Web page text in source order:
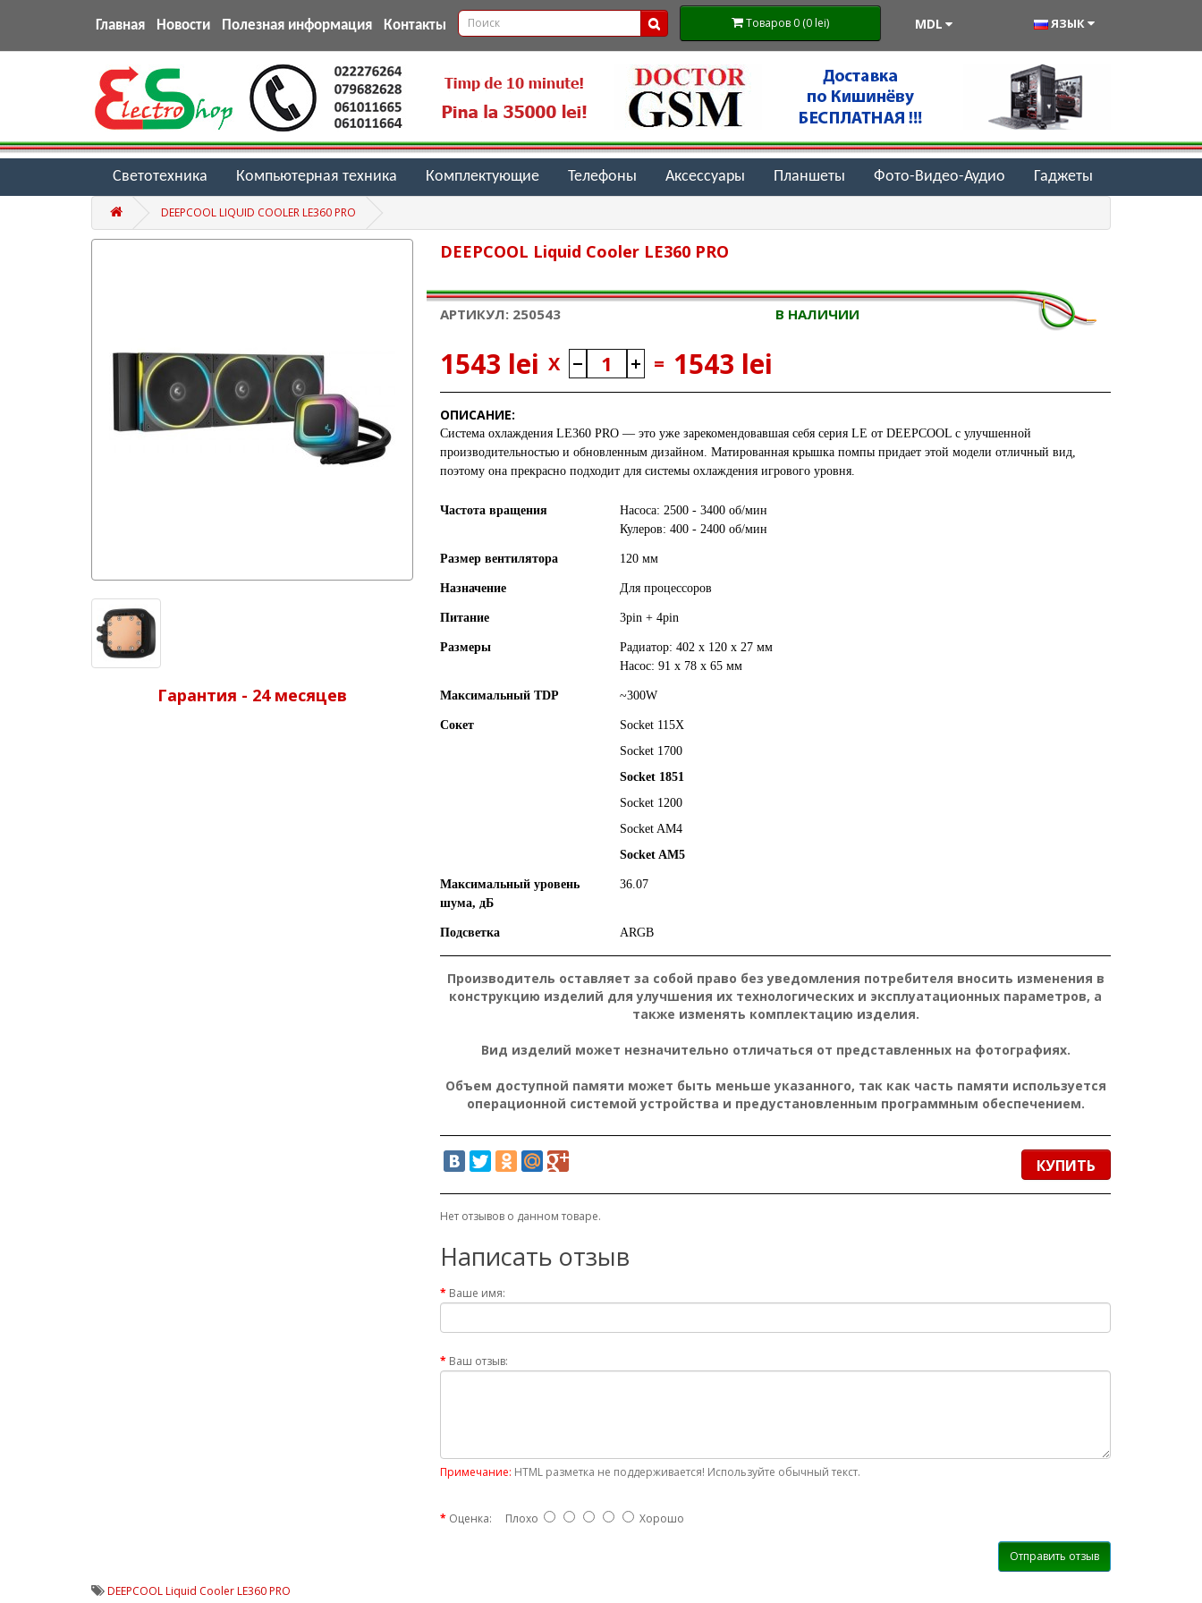
Главная Новости Полезная информация Контакты Товаров 0 (0 lei) MDL ЯЗЫК
Светотехника Компьютерная техника Комплектующие Телефоны Аксессуары Планшеты Фото-Видео-Аудио Гаджеты
DEEPCOOL LIQUID COOLER LE360 PRO
Гарантия - 24 месяцев
DEEPCOOL Liquid Cooler LE360 PRO
АРТИКУЛ: 250543 В НАЛИЧИИ
1543 lei X = 1543 lei
ОПИСАНИЕ:
Система охлаждения LE360 PRO — это уже зарекомендовавшая себя серия LE от DEEPCOOL с улучшенной
производительностью и обновленным дизайном. Матированная крышка помпы придает этой модели отличный вид,
поэтому она прекрасно подходит для системы охлаждения игрового уровня.
Частота вращения
Насоса: 2500 - 3400 об/мин
Кулеров: 400 - 2400 об/мин
Размер вентилятора 120 мм
Назначение Для процессоров
Питание 3pin + 4pin
Размеры
Радиатор: 402 x 120 x 27 мм
Насос: 91 x 78 x 65 мм
Максимальный TDP ~300W
Сокет
Socket 115X
Socket 1700
Socket 1851
Socket 1200
Socket AM4
Socket AM5
Максимальный уровень
шума, дБ
36.07
Подсветка ARGB
Производитель оставляет за собой право без уведомления потребителя вносить изменения в
конструкцию изделий для улучшения их технологических и эксплуатационных параметров, а
также изменять комплектацию изделия.
Вид изделий может незначительно отличаться от представленных на фотографиях.
Объем доступной памяти может быть меньше указанного, так как часть памяти используется
операционной системой устройства и предустановленным программным обеспечением.
КУПИТЬ
Нет отзывов о данном товаре.
Написать отзыв
Ваше имя:
Ваш отзыв:
Примечание: HTML разметка не поддерживается! Используйте обычный текст.
Оценка: Плохо Хорошо
Отправить отзыв
DEEPCOOL Liquid Cooler LE360 PRO